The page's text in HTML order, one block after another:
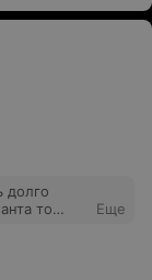
долго
то
салата
Еще